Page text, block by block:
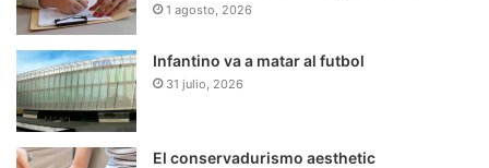
1 agosto, 2026
Infantino va a matar al futbol
31 julio, 2026
El conservadurismo aesthetic